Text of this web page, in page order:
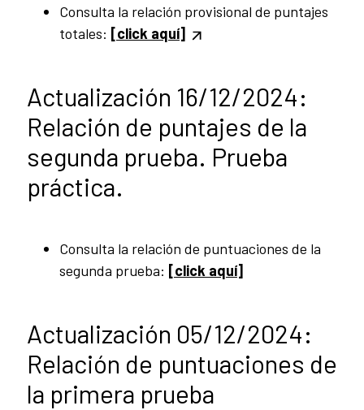
Consulta la relación provisional de puntajes
totales: [click aquí]
Actualización 16/12/2024:
Relación de puntajes de la
segunda prueba. Prueba
práctica.
Consulta la relación de puntuaciones de la
segunda prueba: [click aquí]
Actualización 05/12/2024:
Relación de puntuaciones de
la primera prueba